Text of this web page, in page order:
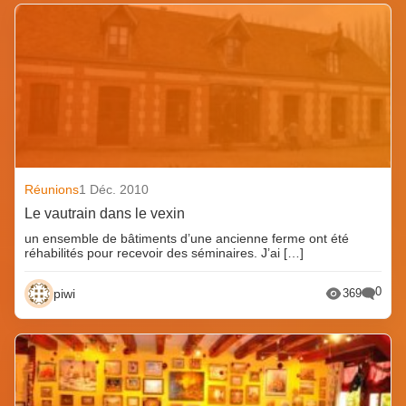
Réunions1 Déc. 2010
Le vautrain dans le vexin
un ensemble de bâtiments d’une ancienne ferme ont été
réhabilités pour recevoir des séminaires. J’ai […]
piwi 369 0